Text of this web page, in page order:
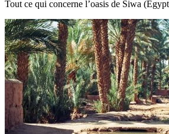
Tout ce qui concerne l’oasis de Siwa